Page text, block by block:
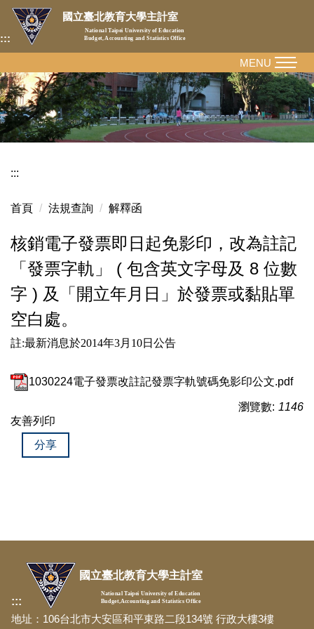
跳
主
內
容
區
:::
國立臺北教育大學主計室
National Taipei University of Education
Budget, Accounting and Statistics Office
MENU
:::
首頁 法規查詢 解釋函
核銷電子發票即日起免影印，改為註記
「發票字軌」 ( 包含英文字母及 8 位數
字 ) 及「開立年月日」於發票或黏貼單
空白處。
註:最新消息於2014年3月10日公告
1030224電子發票改註記發票字軌號碼免影印公文.pdf
瀏覽數: 1146
友善列印
分享
:::
國立臺北教育大學主計室
National Taipei University of Education
Budget,Accounting and Statistics Office
地址：106台北市大安區和平東路二段134號 行政大樓3樓